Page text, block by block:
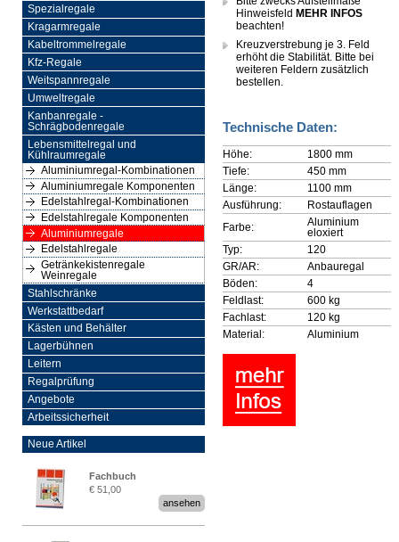
Spezialregale
Kragarmregale
Kabeltrommelregale
Kfz-Regale
Weitspannregale
Umweltregale
Kanbanregale -
Schrägbodenregale
Lebensmittelregal und
Kühlraumregale
Aluminiumregal-Kombinationen
Aluminiumregale Komponenten
Edelstahlregal-Kombinationen
Edelstahlregale Komponenten
Aluminiumregale
Edelstahlregale
Getränkekistenregale
Weinregale
Stahlschränke
Werkstattbedarf
Kästen und Behälter
Lagerbühnen
Leitern
Regalprüfung
Angebote
Arbeitssicherheit
Neue Artikel
Fachbuch
„Regalprüfung nach DIN
€ 51,00
ansehen
Hinweisfeld MEHR INFOS
beachten!
Kreuzverstrebung je 3. Feld
erhöht die Stabilität. Bitte bei
weiteren Feldern zusätzlich
bestellen.
Technische Daten:
Höhe:
1800 mm
Tiefe:
450 mm
Länge:
1100 mm
Ausführung:
Rostauflagen
Farbe:
Aluminium
eloxiert
Typ:
120
GR/AR:
Anbauregal
Böden:
4
Feldlast:
600 kg
Fachlast:
120 kg
Material:
Aluminium